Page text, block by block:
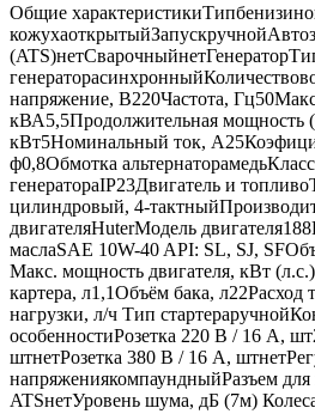
Общие
напряжение, В220Частота,
кВА5,5Продолжительная мощность
кВт5Номинальный ток,
ф0,8Обмотка
генератораIP23Двигатель и
цилиндровый, 4-
двигателяHuterМодель
маслаSAE 10W-40 API: SL, SJ,
Макс. мощность двигателя, кВт
картера, л1,1Объём бака, л22Расход
нагрузки, л/ч Тип
особенностиРозетка 220 В / 16 А,
штнетРозетка 380 В / 16 А,
напряжениякомпаундныйРазъем
ATSнетУровень шума, дБ (7м)